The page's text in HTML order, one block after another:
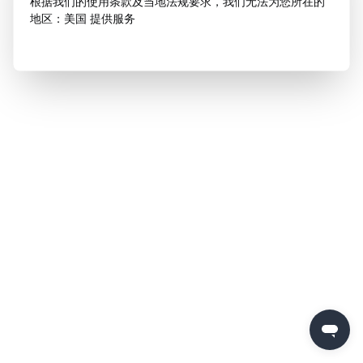
地区：美国 提供服务